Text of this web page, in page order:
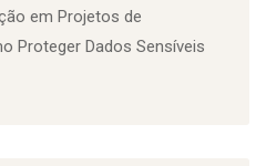
em Projetos de
Proteger Dados Sensíveis